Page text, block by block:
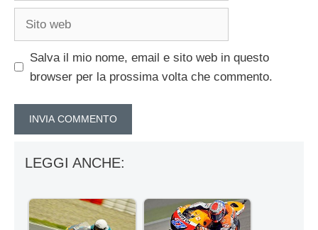
Salva il mio nome, email e sito web in questo
browser per la prossima volta che commento.
LEGGI ANCHE: